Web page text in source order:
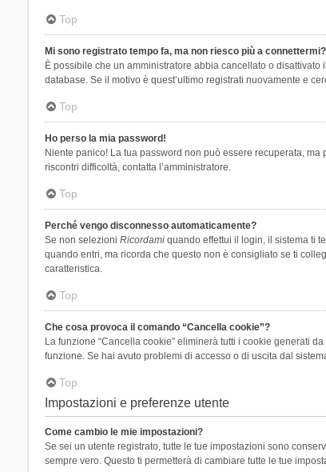
Top
Mi sono registrato tempo fa, ma non riesco più a
È possibile che un amministratore abbia cancellato o
database. Se il motivo è quest’ultimo registrati nuovamente e
Top
Ho perso la mia password!
Niente panico! La tua password non può essere recuperata,
riscontri difficoltà, contatta l’amministratore.
Top
Perché vengo disconnesso automaticamente?
Se non selezioni Ricordamiquando effettui il login, il sistema ti
quando entri, ma ricorda che questo non è consigliato se ti
caratteristica.
Top
Che cosa provoca il comando “Cancella cookie”?
La funzione “Cancella cookie” eliminerà tutti i cookie generati
funzione. Se hai avuto problemi di accesso o di uscita dal
Top
Impostazioni e preferenze utente
Come cambio le mie impostazioni?
Se sei un utente registrato, tutte le tue impostazioni sono
sempre vero. Questo ti permetterà di cambiare tutte le tue